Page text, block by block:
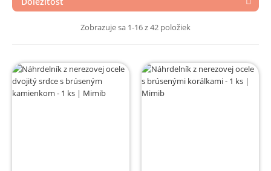
Zobrazuje sa 1-16 z 42 položiek